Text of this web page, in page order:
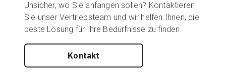
Unsicher, wo Sie anfangen sollen? Kontaktieren
Sie unser Vertriebsteam und wir helfen Ihnen, die
beste Lösung für Ihre Bedürfnisse zu finden.
Kontakt